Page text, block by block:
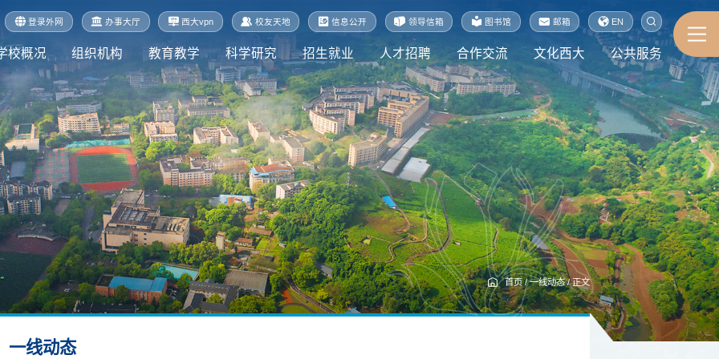
登录外网 办事大厅 西大vpn 校友天地 信息公开 领导信箱 图书馆 邮箱 EN
校概况 组织机构 教育教学 科学研究 招生就业 人才招聘 合作交流 文化西大 公共服务
首页/一线动态/正文
一线动态